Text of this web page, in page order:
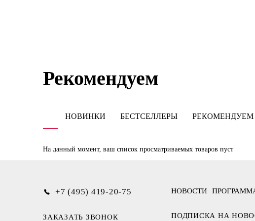
Рекомендуем
НОВИНКИ БЕСТСЕЛЛЕРЫ РЕКОМЕНДУЕМ
На данный момент, ваш список просматриваемых товаров пуст
НОВОСТИ
ПОДПИСКА НА
+7 (495) 419-20-75
ЗАКАЗАТЬ ЗВОНОК